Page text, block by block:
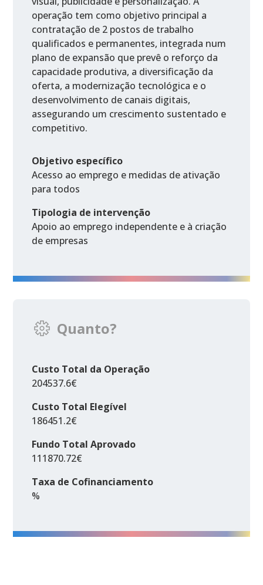
operação tem como objetivo principal a
contratação de 2 postos de trabalho
qualificados e permanentes, integrada num
plano de expansão que prevê o reforço da
capacidade produtiva, a diversificação da
oferta, a modernização tecnológica e o
desenvolvimento de canais digitais,
assegurando um crescimento sustentado e
competitivo.
Objetivo específico
Acesso ao emprego e medidas de ativação
para todos
Tipologia de intervenção
Apoio ao emprego independente e à criação
de empresas
Quanto?
Custo Total da Operação
204537.6€
Custo Total Elegível
186451.2€
Fundo Total Aprovado
111870.72€
Taxa de Cofinanciamento
%